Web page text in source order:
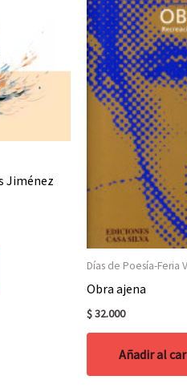
Jiménez
Días de Poesía-Feria
Obra ajena
$32.000
Añadir al